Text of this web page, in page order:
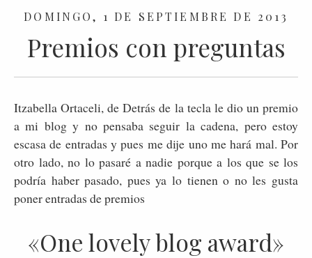
DOMINGO, 1 DE SEPTIEMBRE DE 2013
Premios con preguntas
Itzabella Ortaceli, de Detrás de la tecla le dio un premio
a mi blog y no pensaba seguir la cadena, pero estoy
escasa de entradas y pues me dije uno me hará mal. Por
otro lado, no lo pasaré a nadie porque a los que se los
podría haber pasado, pues ya lo tienen o no les gusta
poner entradas de premios
«One lovely blog award»